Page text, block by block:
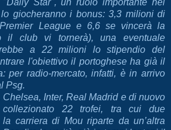
Star", un ruolo importante nel
giocheranno i bonus: 3,3 milioni di
League e 6,6 se vincerà la
il club vi tornerà), una eventuale
a 22 milioni lo stipendio del
l'obiettivo il portoghese ha già il
per radio-mercato, infatti, è in arrivo
Psg.
Inter, Real Madrid e di nuovo
22 trofei, tra cui due
carriera di Mou riparte da un’altra